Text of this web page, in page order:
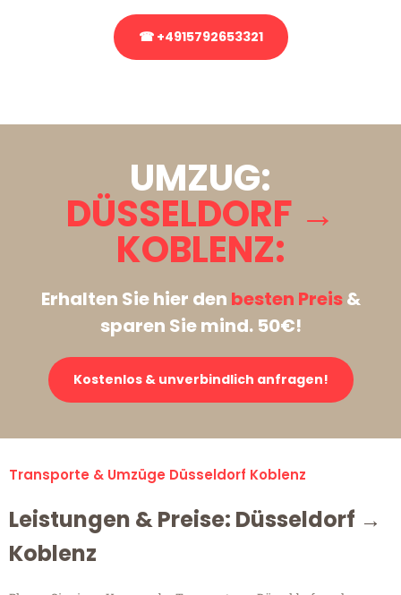
☎ +4915792653321
UMZUG:
DÜSSELDORF →
KOBLENZ:
Erhalten Sie hier den besten Preis&
sparen Sie mind. 50€!
Kostenlos & unverbindlich anfragen!
Transporte & Umzüge Düsseldorf Koblenz
Leistungen & Preise: Düsseldorf →
Koblenz